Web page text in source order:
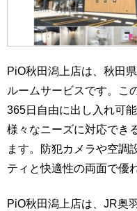
PiO秋田潟上店は、秋田
ルームサービスです。こ
365日自由に出し入れ可
様々なニーズに対応でき
ます。防犯カメラや空調
ティと快適性の両面で優
PiO秋田潟上店は、JR奥